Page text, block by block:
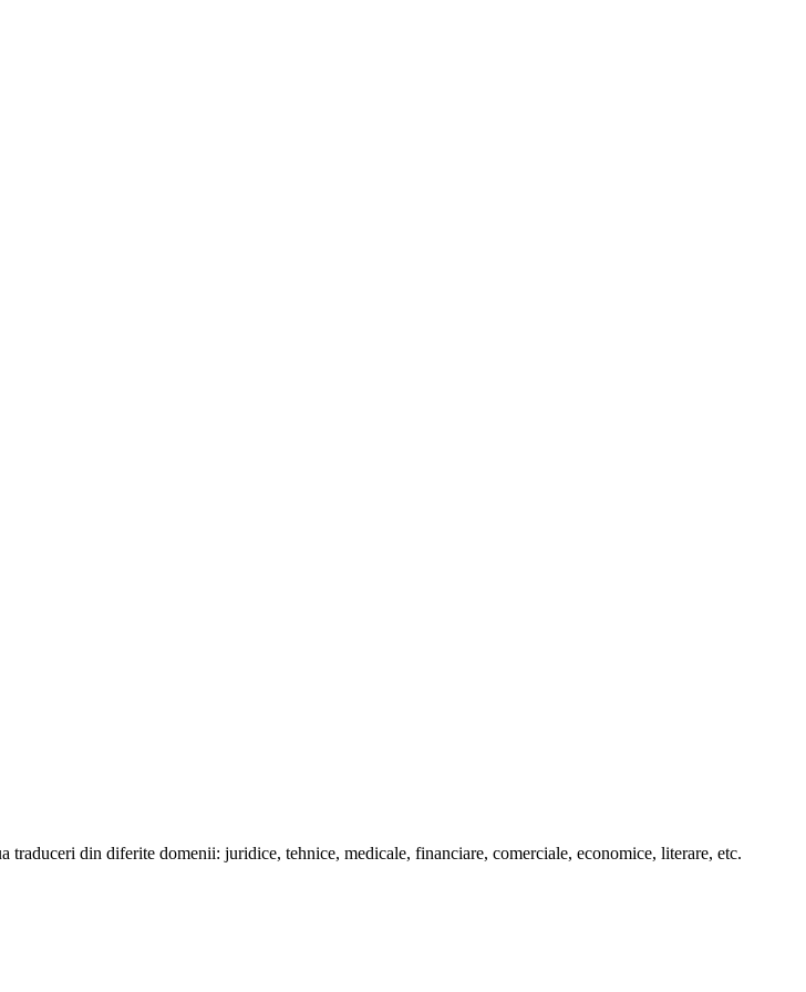
din diferite domenii: juridice, tehnice, medicale, financiare, comerciale, economice, literare, etc.